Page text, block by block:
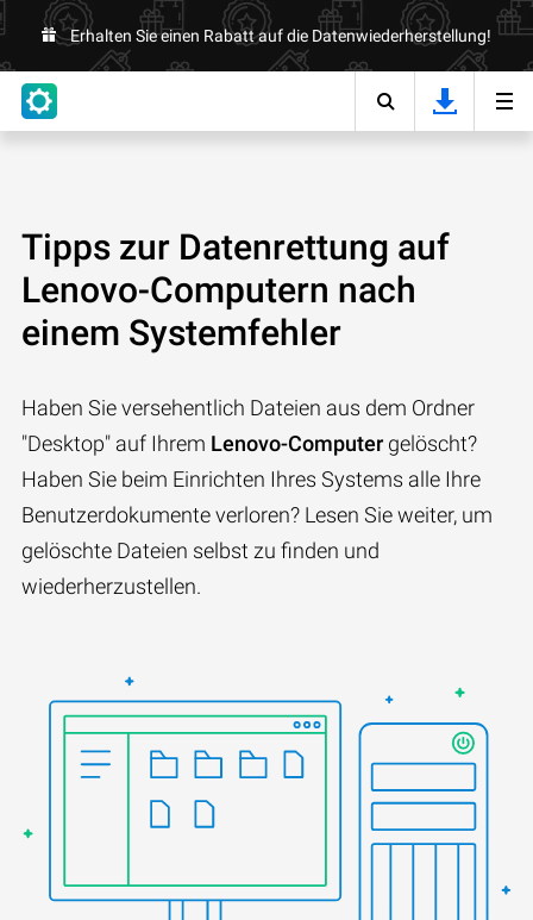
Erhalten Sie einen Rabatt auf die Datenwiederherstellung!
Tipps zur Datenrettung auf
Lenovo-Computern nach
einem Systemfehler
Haben Sie versehentlich Dateien aus dem Ordner
"Desktop" auf Ihrem Lenovo-Computer gelöscht?
Haben Sie beim Einrichten Ihres Systems alle Ihre
Benutzerdokumente verloren? Lesen Sie weiter, um
gelöschte Dateien selbst zu finden und
wiederherzustellen.